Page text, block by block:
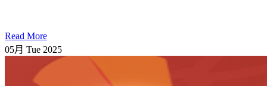
Read More
05月 Tue 2025